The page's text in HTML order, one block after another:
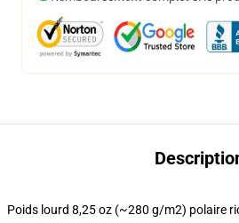
Poids lourd 8,25 oz (~280 g/m2) polaire